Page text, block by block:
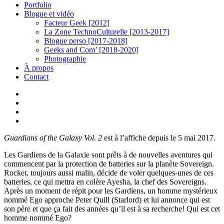
Portfolio
Blogue et vidéo
Facteur Geek [2012]
La Zone TechnoCulturelle [2013-2017]
Blogue perso [2017-2018]
Geeks and Com’ [2018-2020]
Photographie
À propos
Contact
Guardians of the Galaxy Vol. 2 est à l’affiche depuis le 5 mai 2017.
Les Gardiens de la Galaxie sont prêts à de nouvelles aventures qui
commencent par la protection de batteries sur la planète Sovereign.
Rocket, toujours aussi malin, décide de voler quelques-unes de ces
batteries, ce qui mettra en colère Ayesha, la chef des Sovereigns.
Après un moment de répit pour les Gardiens, un homme mystérieux
nommé Ego approche Peter Quill (Starlord) et lui annonce qui est
son père et que ça fait des années qu’il est à sa recherche! Qui est cet
homme nommé Ego?